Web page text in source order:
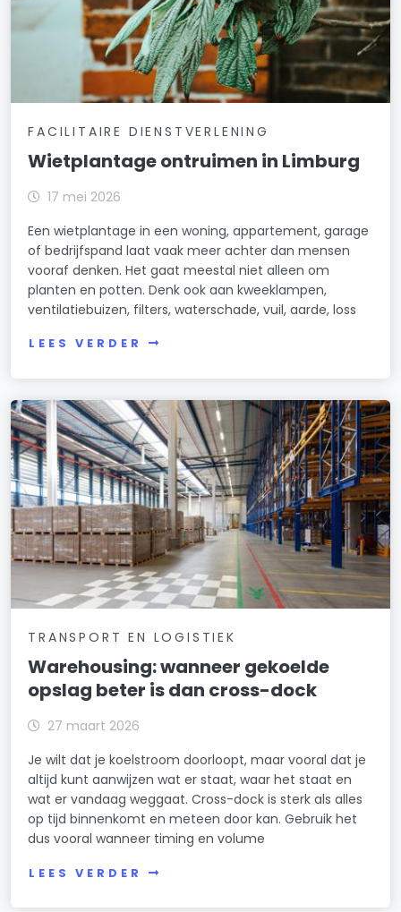
FACILITAIRE DIENSTVERLENING
Wietplantage ontruimen in Limburg
17 mei 2026
Een wietplantage in een woning, appartement, garage
of bedrijfspand laat vaak meer achter dan mensen
vooraf denken. Het gaat meestal niet alleen om
planten en potten. Denk ook aan kweeklampen,
ventilatiebuizen, filters, waterschade, vuil, aarde, loss
LEES VERDER
TRANSPORT EN LOGISTIEK
Warehousing: wanneer gekoelde
opslag beter is dan cross-dock
27 maart 2026
Je wilt dat je koelstroom doorloopt, maar vooral dat je
altijd kunt aanwijzen wat er staat, waar het staat en
wat er vandaag weggaat. Cross-dock is sterk als alles
op tijd binnenkomt en meteen door kan. Gebruik het
dus vooral wanneer timing en volume
LEES VERDER